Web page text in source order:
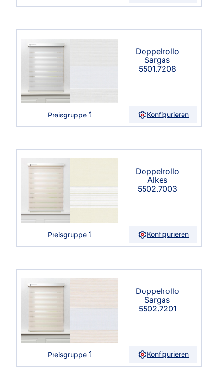
Doppelrollo
Sargas
5501.7208
Preisgruppe 1 Konfigurieren
Doppelrollo
Alkes
5502.7003
Preisgruppe 1 Konfigurieren
Doppelrollo
Sargas
5502.7201
Preisgruppe 1 Konfigurieren